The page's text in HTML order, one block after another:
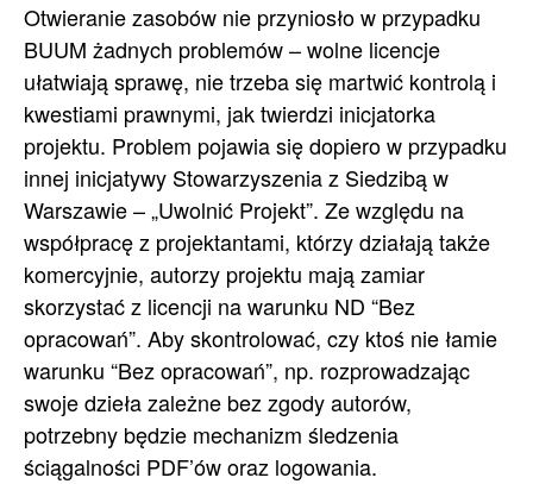
Otwieranie zasobów nie przyniosło w przypadku
BUUM żadnych problemów – wolne licencje
ułatwiają sprawę, nie trzeba się martwić kontrolą i
kwestiami prawnymi, jak twierdzi inicjatorka
projektu. Problem pojawia się dopiero w przypadku
innej inicjatywy Stowarzyszenia z Siedzibą w
Warszawie – „Uwolnić Projekt”. Ze względu na
współpracę z projektantami, którzy działają także
komercyjnie, autorzy projektu mają zamiar
skorzystać z licencji na warunku ND “Bez
opracowań”. Aby skontrolować, czy ktoś nie łamie
warunku “Bez opracowań”, np. rozprowadzając
swoje dzieła zależne bez zgody autorów,
potrzebny będzie mechanizm śledzenia
ściągalności PDF’ów oraz logowania.